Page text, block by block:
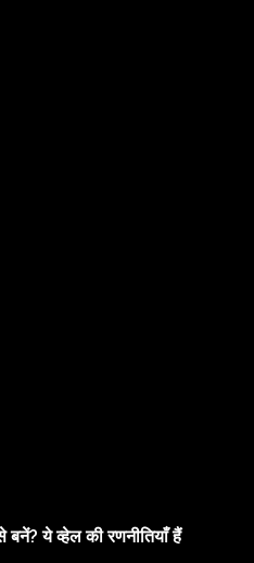
ये व्हेल की रणनीतियाँ हैं